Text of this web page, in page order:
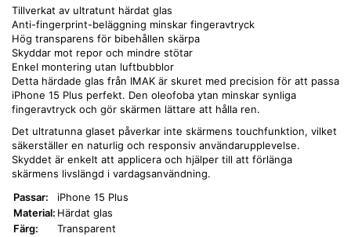
Tillverkat av ultratunt härdat glas
Anti-fingerprint-beläggning minskar fingeravtryck
Hög transparens för bibehållen skärpa
Skyddar mot repor och mindre stötar
Enkel montering utan luftbubblor
Detta härdade glas från IMAK är skuret med precision för att passa
iPhone 15 Plus perfekt. Den oleofoba ytan minskar synliga
fingeravtryck och gör skärmen lättare att hålla ren.
Det ultratunna glaset påverkar inte skärmens touchfunktion, vilket
säkerställer en naturlig och responsiv användarupplevelse.
Skyddet är enkelt att applicera och hjälper till att förlänga
skärmens livslängd i vardagsanvändning.
Passar:
iPhone 15 Plus
Material: Härdat glas
Färg:
Transparent